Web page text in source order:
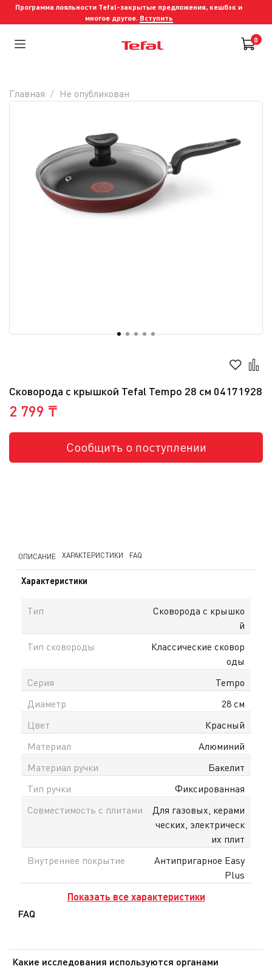
Программа лояльности Tefal-закрытые предложения, кешбэк и
многое другое. Вступить
0
Сковорода с крышкой Tefal Tempo 28 см 04171928
2 799 ₸
Сообщить о поступлении
Главная Не опубликован
ОПИСАНИЕ ХАРАКТЕРИСТИКИ FAQ
Характеристики
Тип
Сковорода с крышко
й
Тип сковороды
Классические сковор
оды
Серия
Tempo
Диаметр
28 см
Цвет
Красный
Материал
Алюминий
Материал ручки
Бакелит
Тип ручки
Фиксированная
Совместимость с плитами
Для газовых, керами
ческих, электрическ
их плит
Внутреннее покрытие
Антипригарное Easy
Plus
Показать все характеристики
FAQ
Какие исследования используются органами